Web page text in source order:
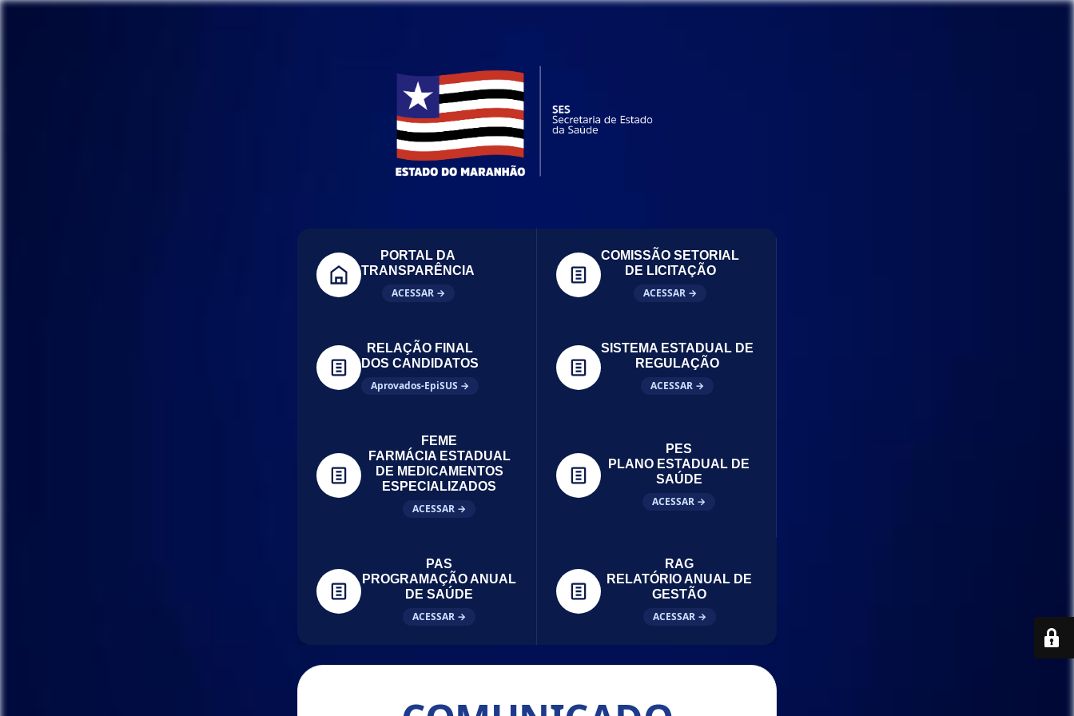
PORTAL DA
TRANSPARÊNCIA
ACESSAR →
COMISSÃO SETORIAL
DE LICITAÇÃO
ACESSAR →
RELAÇÃO FINAL
DOS CANDIDATOS
Aprovados-EpiSUS →
SISTEMA ESTADUAL DE
REGULAÇÃO
ACESSAR →
FEME
FARMÁCIA ESTADUAL
DE MEDICAMENTOS
ESPECIALIZADOS
ACESSAR →
PES
PLANO ESTADUAL DE
SAÚDE
ACESSAR →
PAS
PROGRAMAÇÃO ANUAL
DE SAÚDE
ACESSAR →
RAG
RELATÓRIO ANUAL DE
GESTÃO
ACESSAR →